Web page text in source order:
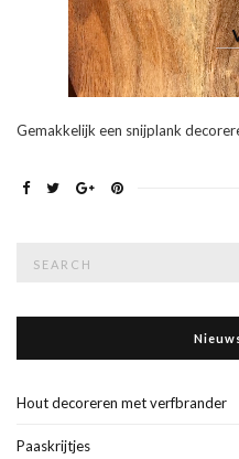
Gemakkelijk een snijplank
Hout decoreren met verfbrander
Paaskrijtjes